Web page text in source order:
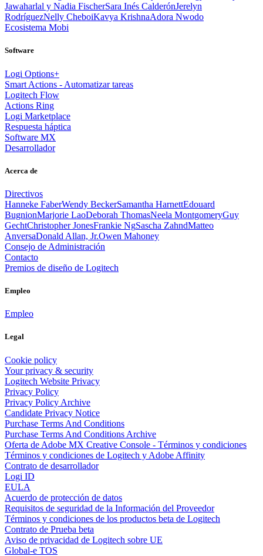
Jawaharlal y Nadia FischerSara Inés CalderónJerelyn
RodríguezNelly CheboiKavya KrishnaAdora Nwodo
Ecosistema Mobi
Software
Logi Options+
Smart Actions - Automatizar tareas
Logitech Flow
Actions Ring
Logi Marketplace
Respuesta háptica
Software MX
Desarrollador
Acerca de
Directivos
Hanneke FaberWendy BeckerSamantha HarnettEdouard
BugnionMarjorie LaoDeborah ThomasNeela MontgomeryGuy
GechtChristopher JonesFrankie NgSascha ZahndMatteo
AnversaDonald Allan, Jr.Owen Mahoney
Consejo de Administración
Contacto
Premios de diseño de Logitech
Empleo
Empleo
Legal
Cookie policy
Your privacy & security
Logitech Website Privacy
Privacy Policy
Privacy Policy Archive
Candidate Privacy Notice
Purchase Terms And Conditions
Purchase Terms And Conditions Archive
Oferta de Adobe MX Creative Console - Términos y condiciones
Términos y condiciones de Logitech y Adobe Affinity
Contrato de desarrollador
Logi ID
EULA
Acuerdo de protección de datos
Requisitos de seguridad de la Información del Proveedor
Términos y condiciones de los productos beta de Logitech
Contrato de Prueba beta
Aviso de privacidad de Logitech sobre UE
Global-e TOS